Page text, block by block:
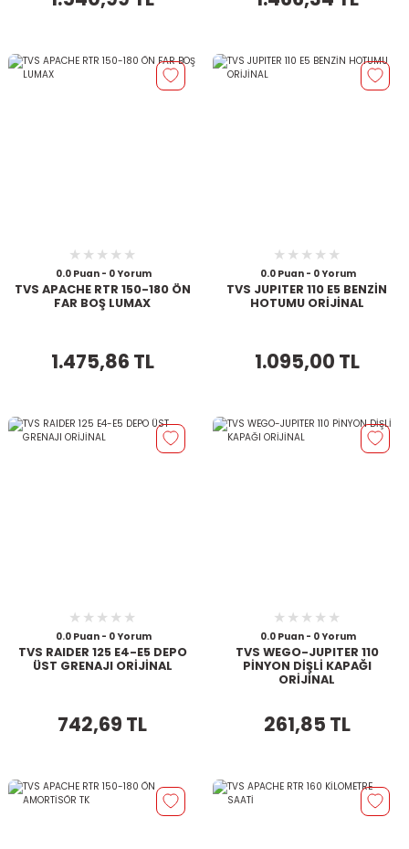
0.0 Puan - 0 Yorum
TVS APACHE RTR 150-180 ÖN
FAR BOŞ LUMAX
1.475,86 TL
0.0 Puan - 0 Yorum
TVS JUPITER 110 E5 BENZİN
HOTUMU ORİJİNAL
1.095,00 TL
0.0 Puan - 0 Yorum
TVS RAIDER 125 E4-E5 DEPO
ÜST GRENAJI ORİJİNAL
742,69 TL
0.0 Puan - 0 Yorum
TVS WEGO-JUPITER 110
PİNYON DİŞLİ KAPAĞI
ORİJİNAL
261,85 TL